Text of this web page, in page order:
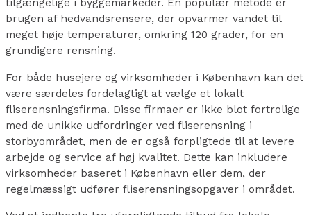
tilgængelige i byggemarkeder. En populær metode er
brugen af hedvandsrensere, der opvarmer vandet til
meget høje temperaturer, omkring 120 grader, for en
grundigere rensning.
For både husejere og virksomheder i København kan det
være særdeles fordelagtigt at vælge et lokalt
fliserensningsfirma. Disse firmaer er ikke blot fortrolige
med de unikke udfordringer ved fliserensning i
storbyområdet, men de er også forpligtede til at levere
arbejde og service af høj kvalitet. Dette kan inkludere
virksomheder baseret i København eller dem, der
regelmæssigt udfører fliserensningsopgaver i området.